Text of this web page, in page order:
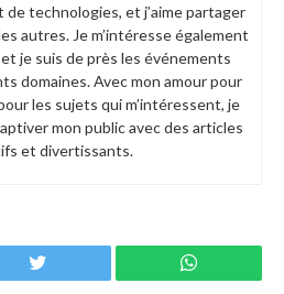
technologies, et j’aime partager
autres. Je m’intéresse également
je suis de près les événements
domaines. Avec mon amour pour
les sujets qui m’intéressent, je
mon public avec des articles
et divertissants.
Twitter WhatsApp